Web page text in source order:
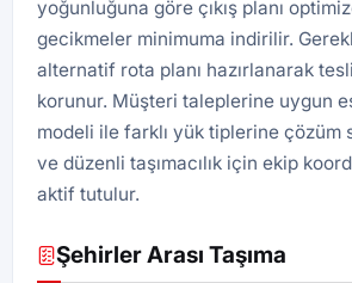
yoğunluğuna göre çıkış planı
gecikmeler minimuma indirilir.
alternatif rota planı hazırlanarak
korunur. Müşteri taleplerine uygun
modeli ile farklı yük tiplerine çözüm
ve düzenli taşımacılık için ekip
aktif tutulur.
Şehirler Arası Taşıma